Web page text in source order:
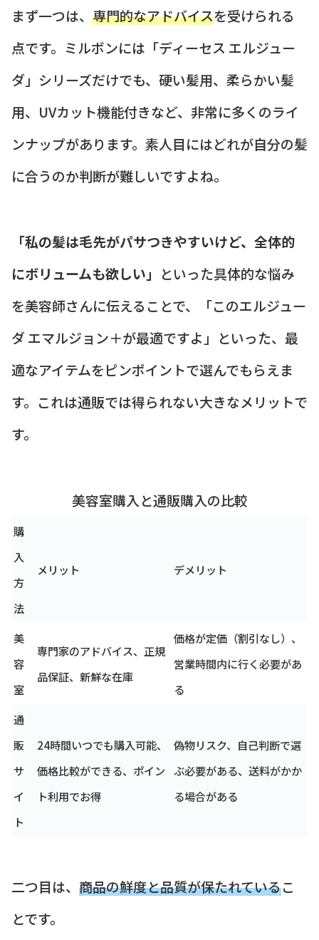
まず一つは、 専門的なアドバイスを受けられる
点です。ミルボンには「ディーセス エルジュー
ダ」シリーズだけでも、硬い髪用、柔らかい髪
用、UVカット機能付きなど、非常に多くのライ
ンナップがあります。素人目にはどれが自分の髪
に合うのか判断が難しいですよね。
「私の髪は毛先がパサつきやすいけど、全体的
にボリュームも欲しい」 といった具体的な悩み
を美容師さんに伝えることで、「このエルジュー
ダ エマルジョン＋が最適ですよ」といった、最
適なアイテムをピンポイントで選んでもらえま
す。これは通販では得られない大きなメリットで
す。
美容室購入と通販購入の比較
購
入
方
法
メリット デメリット
美
容
室
専門家のアドバイス、正規
品保証、新鮮な在庫
価格が定価（割引なし）、
営業時間内に行く必要があ
る
通
販
サ
イ
ト
24時間いつでも購入可能、
価格比較ができる、ポイン
ト利用でお得
偽物リスク、自己判断で選
ぶ必要がある、送料がかか
る場合がある
二つ目は、 商品の鮮度と品質が保たれているこ
とです。